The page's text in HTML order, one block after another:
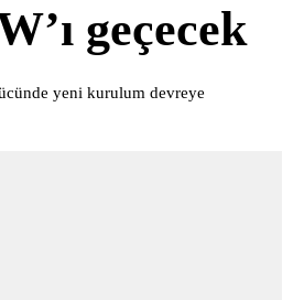
geçecek
yeni kurulum devreye